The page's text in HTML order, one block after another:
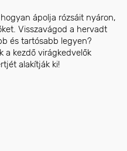
ápolja rózsáit nyáron,
Visszavágod a hervadt
és tartósabb legyen?
a kezdő virágkedvelők
alakítják ki!